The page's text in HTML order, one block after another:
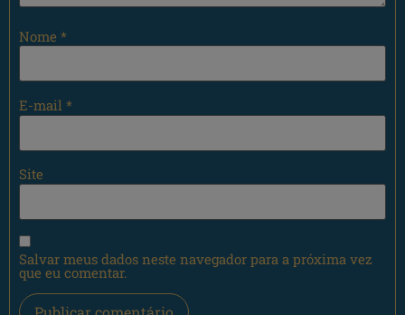
Nome *
E-mail *
Site
Salvar meus dados neste navegador para a próxima vez
que eu comentar.